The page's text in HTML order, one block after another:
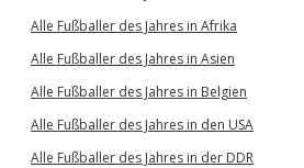
Alle Fußballer des Jahres in Afrika
Alle Fußballer des Jahres in Asien
Alle Fußballer des Jahres in Belgien
Alle Fußballer des Jahres in den USA
Alle Fußballer des Jahres in der DDR